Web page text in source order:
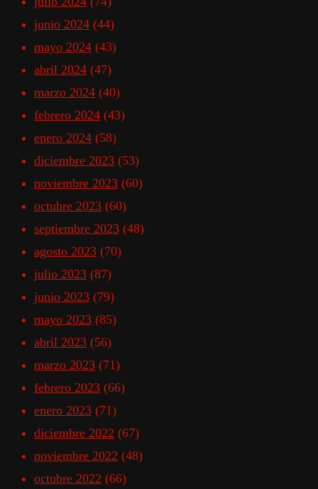
junio 2024 (44)
mayo 2024 (43)
abril 2024 (47)
marzo 2024 (40)
febrero 2024 (43)
enero 2024 (58)
diciembre 2023 (53)
noviembre 2023 (60)
octubre 2023 (60)
septiembre 2023 (48)
agosto 2023 (70)
julio 2023 (87)
junio 2023 (79)
mayo 2023 (85)
abril 2023 (56)
marzo 2023 (71)
febrero 2023 (66)
enero 2023 (71)
diciembre 2022 (67)
noviembre 2022 (48)
octubre 2022 (66)